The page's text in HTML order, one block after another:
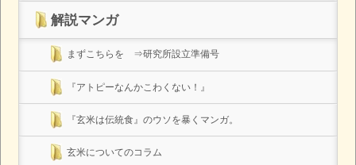
解説マンガ
まずこちらを ⇒研究所設立準備号
『アトピーなんかこわくない！』
『玄米は伝統食』のウソを暴くマンガ。
玄米についてのコラム